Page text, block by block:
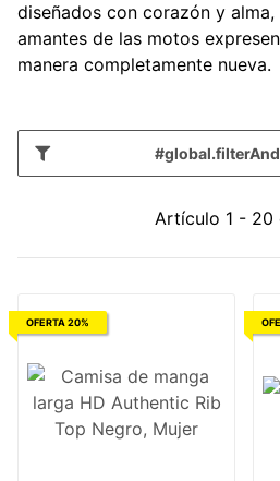
diseñados con corazón y
amantes de las motos
manera completamente nueva.
Artículo 1 - 20
OFERTA 20%